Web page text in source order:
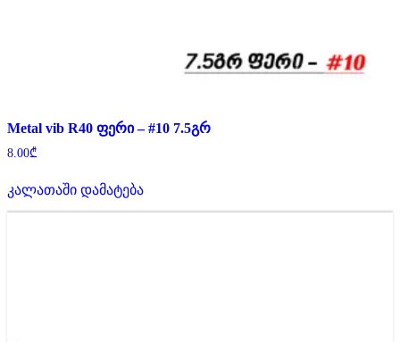
Metal vib R40 ფერი – #10 7.5გრ
8.00₾
კალათაში დამატება